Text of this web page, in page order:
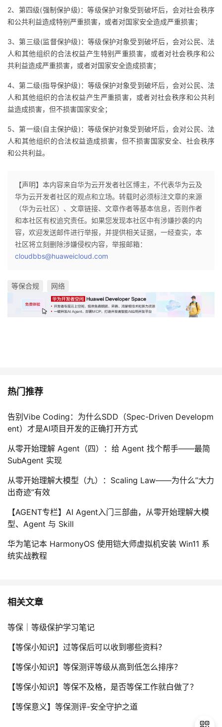
2、第四级(强制保护级)：等级保护对象受到破坏后，会对社会秩序
和公共利益造成特别严重损害，或者对国家安全造成严重损害；
3、第三级(监督保护级)：等级保护对象受到破坏后，会对公民、法
人和其他组织的合法权益产生特别严重损害，或者对社会秩序和公
共利益造成严重损害，或者对国家安全造成损害；
4、第二级(指导保护级)：等级保护对象受到破坏后，会对公民、法
人和其他组织的合法权益产生严重损害，或者对社会秩序和公共利
益造成损害，但不损害国家安全；
5、第一级(自主保护级)：等级保护对象受到破坏后，会对公民、法
人和其他组织的合法权益造成损害，但不损害国家安全、社会秩序
和公共利益。
【声明】本内容来自华为云开发者社区博主，不代表华为云及
华为云开发者社区的观点和立场。转载时必须标注文章的来源
（华为云社区）、文章链接、文章作者等基本信息，否则作者
和本社区有权追究责任。如果您发现本社区中有涉嫌抄袭的内
容，欢迎发送邮件进行举报，并提供相关证据，一经查实，本
社区将立刻删除涉嫌侵权内容，举报邮箱：
cloudbbs@huaweicloud.com
等保合规 网络
热门推荐
告别Vibe Coding：为什么SDD（Spec-Driven Developm
ent）才是AI项目开发的正确打开方式
从零开始理解 Agent（四）：给 Agent 找个帮手——最简
SubAgent 实现
从零开始理解大模型（九）：Scaling Law——为什么”大力
出奇迹”有效
【AGENT专栏】AI Agent入门三部曲，从零开始理解大模
型、Agent 与 Skill
华为笔记本 HarmonyOS 使用铠大师虚拟机安装 Win11 系
统实战教程
相关文章
等保｜等级保护学习笔记
【等保小知识】过等保后可以收到哪些资料？
【等保小知识】等保测评等级从高到低怎么排序？
【等保小知识】等保不及格，是否等保工作就白做了？
【等保意义】等保测评-安全守护之道